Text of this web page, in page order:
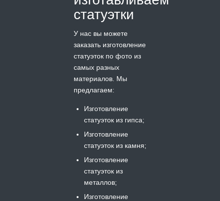
статуэтки
У нас вы можете
заказать изготовление
статуэток по фото из
самых разных
материалов. Мы
предлагаем:
Изготовление
статуэток из гипса;
Изготовление
статуэток из камня;
Изготовление
статуэток из
металлов;
Изготовление